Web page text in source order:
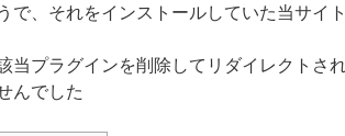
で、それをインストールしていた当サイ
当プラグインを削除してリダイレクトさ
んでした